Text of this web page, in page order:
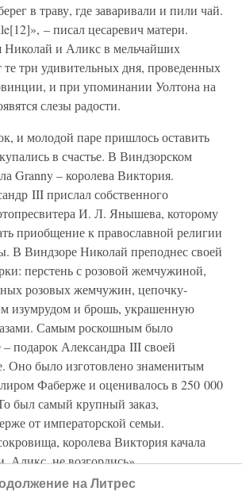
в траву, где заваривали и пили чай.
– писал цесаревич матери.
Николай и Аликс в мельчайших
те три удивительных дня, проведенных
и при упоминании Уолтона на
слезы радости.
и молодой паре пришлось оставить
в счастье. В Виндзорском
Granny – королева Виктория.
III прислал собственного
И. Л. Янышева, которому
приобщение к православной религии
В Виндзоре Николай преподнес своей
перстень с розовой жемчужиной,
розовых жемчужин, цепочку-
изумрудом и брошь, украшенную
Самым роскошным было
подарок Александра III своей
Оно было изготовлено знаменитым
Фаберже и оценивалось в 250 000
был самый крупный заказ,
от императорской семьи.
королева Виктория качала
Аликс, не возгордись».
стояла неимоверная жара. Николай
на Литрес